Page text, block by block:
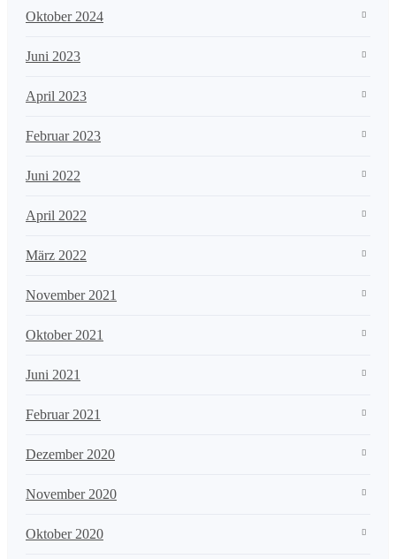
Oktober 2024
Juni 2023
April 2023
Februar 2023
Juni 2022
April 2022
März 2022
November 2021
Oktober 2021
Juni 2021
Februar 2021
Dezember 2020
November 2020
Oktober 2020